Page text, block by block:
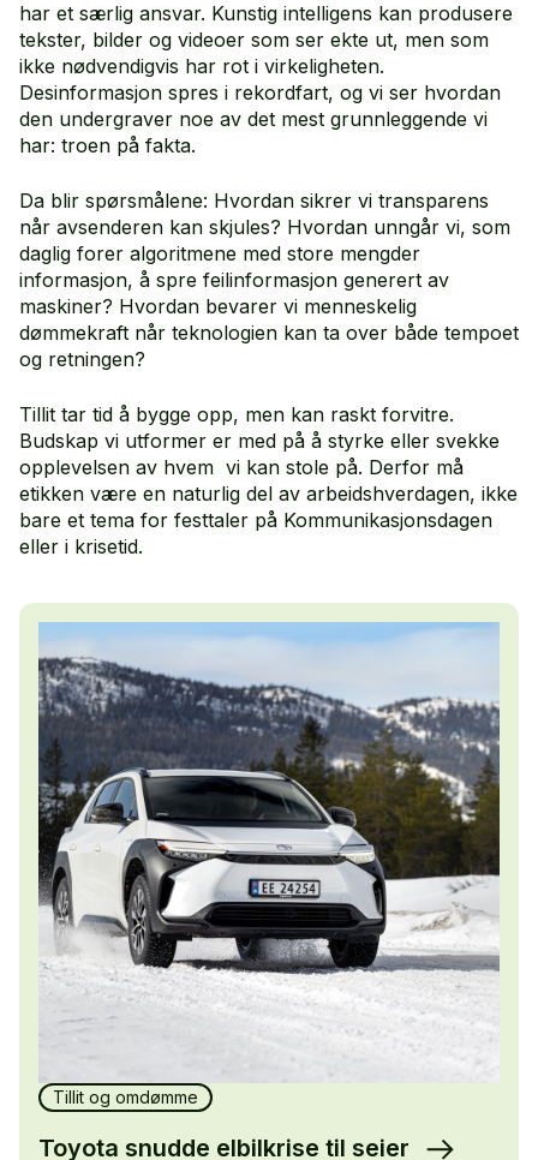
har et særlig ansvar. Kunstig intelligens kan produsere
tekster, bilder og videoer som ser ekte ut, men som
ikke nødvendigvis har rot i virkeligheten.
Desinformasjon spres i rekordfart, og vi ser hvordan
den undergraver noe av det mest grunnleggende vi
har: troen på fakta.
Da blir spørsmålene: Hvordan sikrer vi transparens
når avsenderen kan skjules? Hvordan unngår vi, som
daglig forer algoritmene med store mengder
informasjon, å spre feilinformasjon generert av
maskiner? Hvordan bevarer vi menneskelig
dømmekraft når teknologien kan ta over både tempoet
og retningen?
Tillit tar tid å bygge opp, men kan raskt forvitre.
Budskap vi utformer er med på å styrke eller svekke
opplevelsen av hvem vi kan stole på. Derfor må
etikken være en naturlig del av arbeidshverdagen, ikke
bare et tema for festtaler på Kommunikasjonsdagen
eller i krisetid.
Tillit og omdømme
Toyota snudde elbilkrise til seier